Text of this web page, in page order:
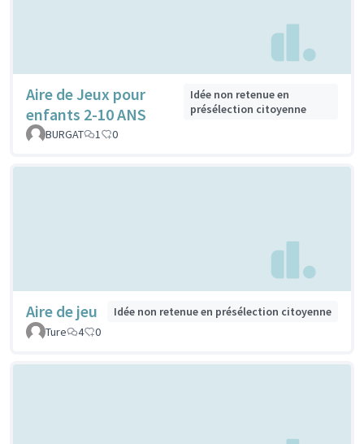
Aire de Jeux pour
enfants 2-10 ANS
Idée non retenue en
présélection citoyenne
BURGAT
1 0
Aire de jeu
Idée non retenue en présélection citoyenne
Ture
4 0